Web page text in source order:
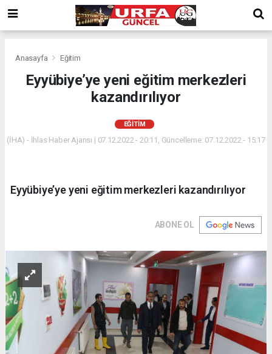
Anasayfa Eğitim
Eyyübiye’ye yeni eğitim merkezleri
kazandırılıyor
EĞITIM
(İHA) - İhlas Haber Ajansı | 07.12.2022 - 20:11, Güncelleme: 07.12.2022 - 15:17
Eyyübiye’ye yeni eğitim merkezleri kazandırılıyor
ABONE OL